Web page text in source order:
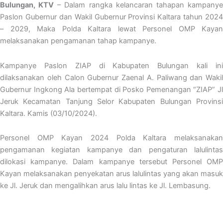
Bulungan, KTV – Dalam rangka kelancaran tahapan kampanye
Paslon Gubernur dan Wakil Gubernur Provinsi Kaltara tahun 2024
– 2029, Maka Polda Kaltara lewat Personel OMP Kayan
melaksanakan pengamanan tahap kampanye.
Kampanye Paslon ZIAP di Kabupaten Bulungan kali ini
dilaksanakan oleh Calon Gubernur Zaenal A. Paliwang dan Wakil
Gubernur Ingkong Ala bertempat di Posko Pemenangan “ZIAP” Jl
Jeruk Kecamatan Tanjung Selor Kabupaten Bulungan Provinsi
Kaltara. Kamis (03/10/2024).
Personel OMP Kayan 2024 Polda Kaltara melaksanakan
pengamanan kegiatan kampanye dan pengaturan lalulintas
dilokasi kampanye. Dalam kampanye tersebut Personel OMP
Kayan melaksanakan penyekatan arus lalulintas yang akan masuk
ke Jl. Jeruk dan mengalihkan arus lalu lintas ke Jl. Lembasung.